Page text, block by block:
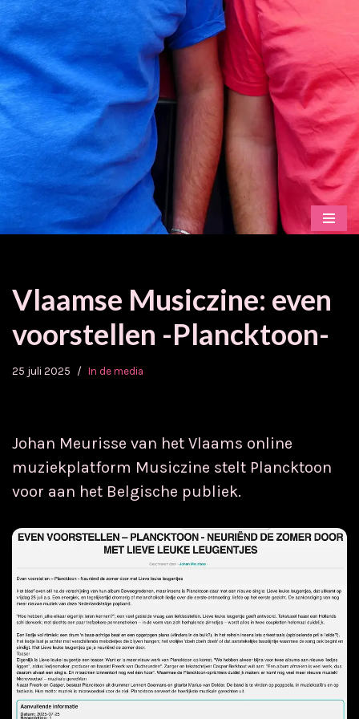
Vlaamse Musiczine: even
voorstellen -Plancktoon-
25 juli 2025 In de media
Johan Meurisse van het Vlaams online
muziekplatform Musiczine stelt Plancktoon
voor aan het Belgische publiek.